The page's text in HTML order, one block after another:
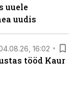
uuele
uudis
16:02
tööd Kaur